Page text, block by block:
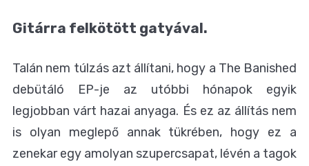
MÁSVILÁG
BLOG
Gitárra felkötött gatyával.
Talán nem túlzás azt állítani, hogy a The Banished
debütáló EP-je az utóbbi hónapok egyik
legjobban várt hazai anyaga. És ez az állítás nem
is olyan meglepő annak tükrében, hogy ez a
zenekar egy amolyan szupercsapat, lévén a tagok